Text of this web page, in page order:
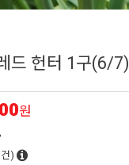
드 헌터 1구(6/7)
원
)